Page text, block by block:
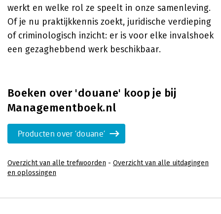
werkt en welke rol ze speelt in onze samenleving.
Of je nu praktijkkennis zoekt, juridische verdieping
of criminologisch inzicht: er is voor elke invalshoek
een gezaghebbend werk beschikbaar.
Boeken over 'douane' koop je bij
Managementboek.nl
Producten over 'douane'
Overzicht van alle trefwoorden - Overzicht van alle uitdagingen
en oplossingen